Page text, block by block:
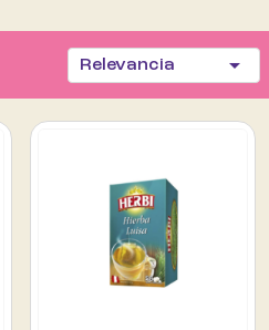
Relevancia 